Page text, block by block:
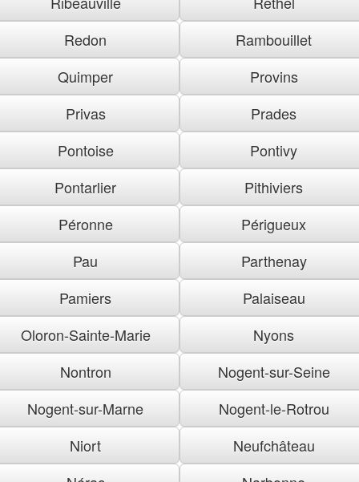
Redon
Rambouillet
Quimper
Provins
Privas
Prades
Pontoise
Pontivy
Pontarlier
Pithiviers
Péronne
Périgueux
Pau
Parthenay
Pamiers
Palaiseau
Oloron-Sainte-Marie
Nyons
Nontron
Nogent-sur-Seine
Nogent-sur-Marne
Nogent-le-Rotrou
Niort
Neufchâteau